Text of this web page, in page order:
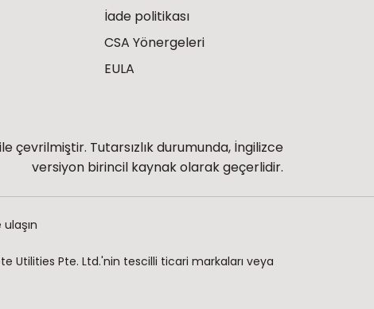
İade politikası
CSA Yönergeleri
EULA
çevrilmiştir. Tutarsızlık durumunda, İngilizce
versiyon birincil kaynak olarak geçerlidir.
ulaşın
Utilities Pte. Ltd.'nin tescilli ticari markaları veya